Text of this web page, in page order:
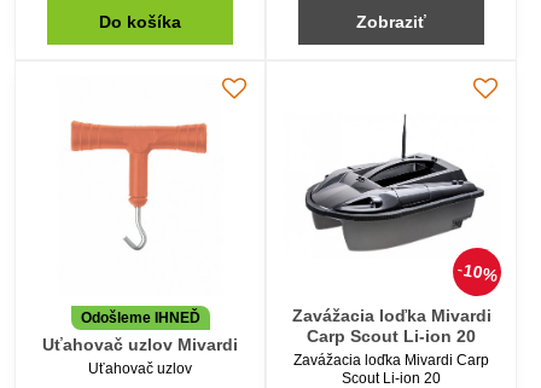
Do košíka Zobraziť
Odošleme IHNEĎ
Uťahovač uzlov Mivardi
Uťahovač uzlov
10%
Zavážacia loďka Mivardi
Carp Scout Li-ion 20
Zavážacia loďka Mivardi Carp
Scout Li-ion 20